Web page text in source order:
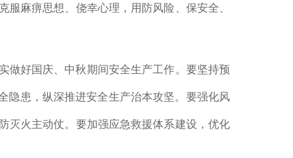
麻痹思想、侥幸心理，用防风险、保安全、
做好国庆、中秋期间安全生产工作。要坚持预
隐患，纵深推进安全生产治本攻坚。要强化风
灭火主动仗。 要加强应急救援体系建设，优化